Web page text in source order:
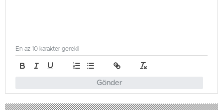
Gönder
En az 10 karakter gerekli